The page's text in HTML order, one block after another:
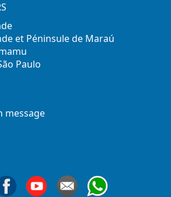
et Péninsule de Maraú
Paulo
message